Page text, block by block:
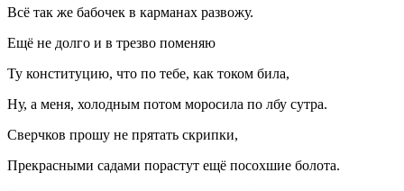
Всё так же бабочек в карманах развожу.
Ещё не долго и в трезво поменяю
Ту конституцию, что по тебе, как током била,
Ну, а меня, холодным потом моросила по лбу сутра.
Сверчков прошу не прятать скрипки,
Прекрасными садами порастут ещё посохшие болота.